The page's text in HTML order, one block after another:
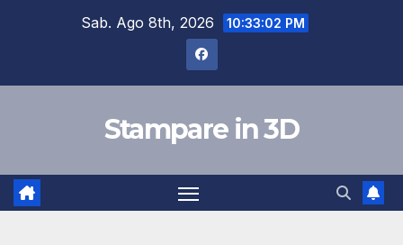
Sab. Ago 8th, 2026 10:33:03 PM
Stampare in 3D